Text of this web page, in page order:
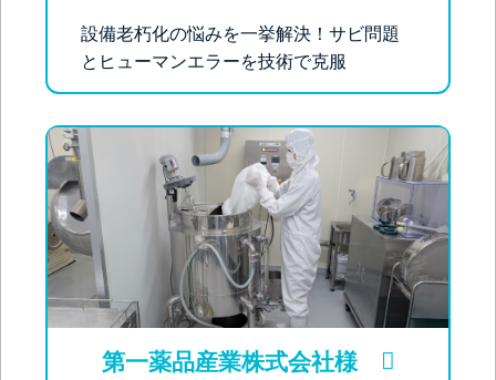
設備老朽化の悩みを一挙解決！サビ問題
とヒューマンエラーを技術で克服
第一薬品産業株式会社様